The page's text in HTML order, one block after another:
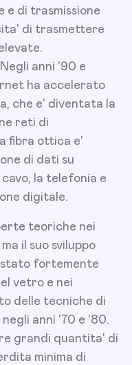
e di trasmissione
di trasmettere
Negli anni '90 e
ha accelerato
che e' diventata la
reti di
fibra ottica e'
di dati su
la telefonia e
digitale.
teoriche nei
il suo sviluppo
stato fortemente
vetro e nei
delle tecniche di
anni '70 e '80.
grandi quantita' di
minima di